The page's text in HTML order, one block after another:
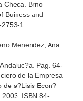
Checa. Brno
Buiness and
1
Menendez, Ana
Pag. 64-
de la Empresa
de a?Lisis Econ?
2003. ISBN 84-